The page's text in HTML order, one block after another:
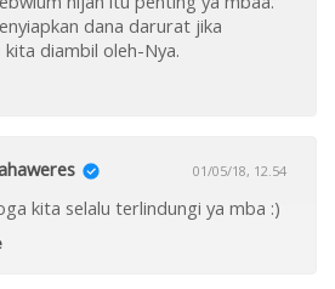
dana darurat jika
diambil oleh-Nya.
01/05/18, 12.54
kita selalu terlindungi ya mba :)